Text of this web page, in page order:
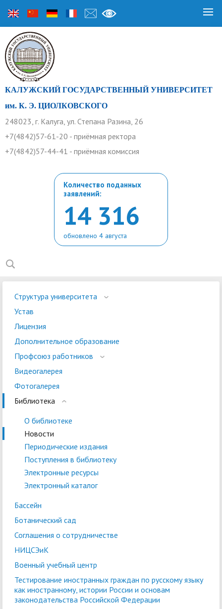
КАЛУЖСКИЙ ГОСУДАРСТВЕННЫЙ УНИВЕРСИТЕТ
им. К. Э. ЦИОЛКОВСКОГО
248023, г. Калуга, ул. Степана Разина, 26
+7(4842)57-61-20 - приёмная ректора
+7(4842)57-44-41 - приёмная комиссия
Количество поданных
заявлений:
14 316
обновлено 4 августа
Структура университета
Устав
Лицензия
Дополнительное образование
Профсоюз работников
Видеогалерея
Фотогалерея
Библиотека
О библиотеке
Новости
Периодические издания
Поступления в библиотеку
Электронные ресурсы
Электронный каталог
Бассейн
Ботанический сад
Соглашения о сотрудничестве
НИЦСЭиК
Военный учебный центр
Тестирование иностранных граждан по русскому языку
как иностранному, истории России и основам
законодательства Российской Федерации